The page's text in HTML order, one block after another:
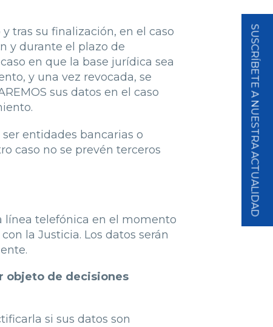
tras su finalización, en el caso
y durante el plazo de
en que la base jurídica sea
y una vez revocada, se
sus datos en el caso
entidades bancarias o
caso no se prevén terceros
línea telefónica en el momento
la Justicia. Los datos serán
objeto de decisiones
si sus datos son
SUSCRÍBETE A NUESTRA ACTUALIDAD